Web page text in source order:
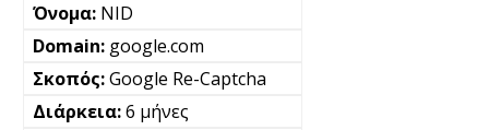
NID
google.com
Google Re-Captcha
6 μήνες